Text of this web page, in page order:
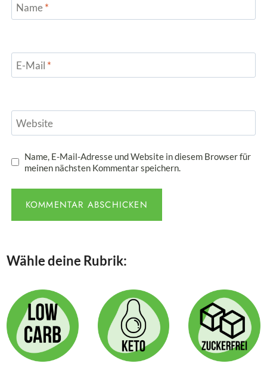
Name*
E-Mail *
Website
Name, E-Mail-Adresse und Website in diesem Browser für
meinen nächsten Kommentar speichern.
Wähle deine Rubrik: